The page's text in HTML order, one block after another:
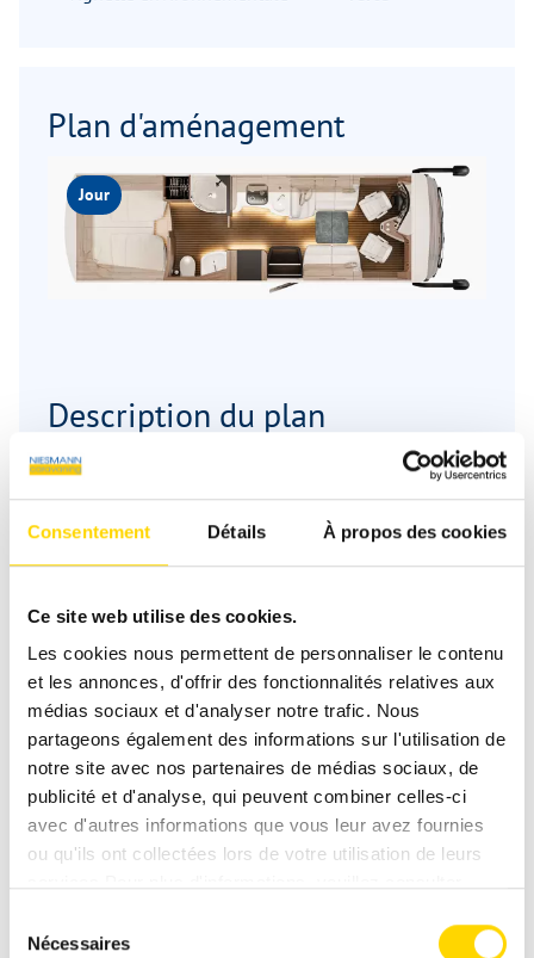
Consentement Détails À propos des cookies
Ce site web utilise des cookies.
Les cookies nous permettent de personnaliser le contenu
et les annonces, d'offrir des fonctionnalités relatives aux
médias sociaux et d'analyser notre trafic. Nous
partageons également des informations sur l'utilisation de
notre site avec nos partenaires de médias sociaux, de
publicité et d'analyse, qui peuvent combiner celles-ci
avec d'autres informations que vous leur avez fournies
ou qu'ils ont collectées lors de votre utilisation de leurs
Nécessaires
Plan d'aménagement
Jour
Description du plan
d'aménagement
Places de couchage 4
Nombre de sièges avec ceintures
Infrastructure Cuisine, WC
Vous avez des questions sur les
camping-cars Concorde ? Nous